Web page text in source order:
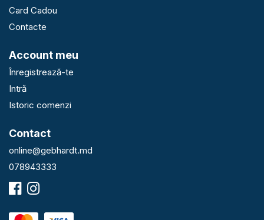
Card Cadou
Contacte
Account meu
Înregistrează-te
Intră
Istoric comenzi
Contact
online@gebhardt.md
078943333